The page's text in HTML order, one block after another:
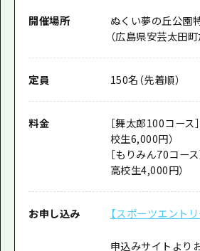
開催場所
ぬくい夢の丘公園
（広島県安芸太田
定員 150名（先着順）
料金
［舞太郎100コース
校生6,000円）
［もりみん70コース
高校生4,000円）
お申し込み 【スポーツエントリ
申込みサイトより